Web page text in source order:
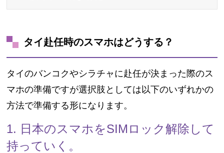
タイ赴任時のスマホはどうする？
タイのバンコクやシラチャに赴任が決まった際のス
マホの準備ですが選択肢としては以下のいずれかの
方法で準備する形になります。
1. 日本のスマホをSIMロック解除して
持っていく。